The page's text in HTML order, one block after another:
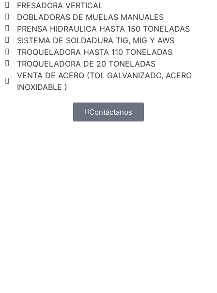
FRESADORA VERTICAL
DOBLADORAS DE MUELAS MANUALES
PRENSA HIDRAULICA HASTA 150 TONELADAS
SISTEMA DE SOLDADURA TIG, MIG Y AWS
TROQUELADORA HASTA 110 TONELADAS
TROQUELADORA DE 20 TONELADAS
VENTA DE ACERO (TOL GALVANIZADO, ACERO
INOXIDABLE )
Contáctanos